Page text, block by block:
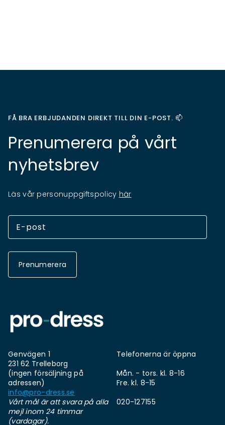
FÅ BRA ERBJUDANDEN DIREKT TILL DIN E-POST. 📫
Prenumerera på vårt
nyhetsbrev
Läs vår personuppgiftspolicy här
Prenumerera
Genvägen 1
231 62 Trelleborg
(ingen försäljning på
adressen)
info@pro-dress.se
Vårt mål är att svara på alla
mejl inom 24 timmar
(vardagar).
Telefonerna är öppna
Mån. - tors. kl. 8-16
Fre. kl. 8-15
020-127155